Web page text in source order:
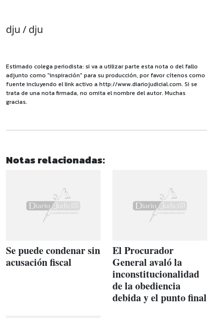
dju / dju
Estimado colega periodista: si va a utilizar parte esta nota o del fallo
adjunto como "inspiración" para su producción, por favor cítenos como
fuente incluyendo el link activo a http://www.diariojudicial.com. Si se
trata de una nota firmada, no omita el nombre del autor. Muchas
gracias.
Notas relacionadas:
Se puede condenar sin
acusación fiscal
El Procurador
General avaló la
inconstitucionalidad
de la obediencia
debida y el punto final